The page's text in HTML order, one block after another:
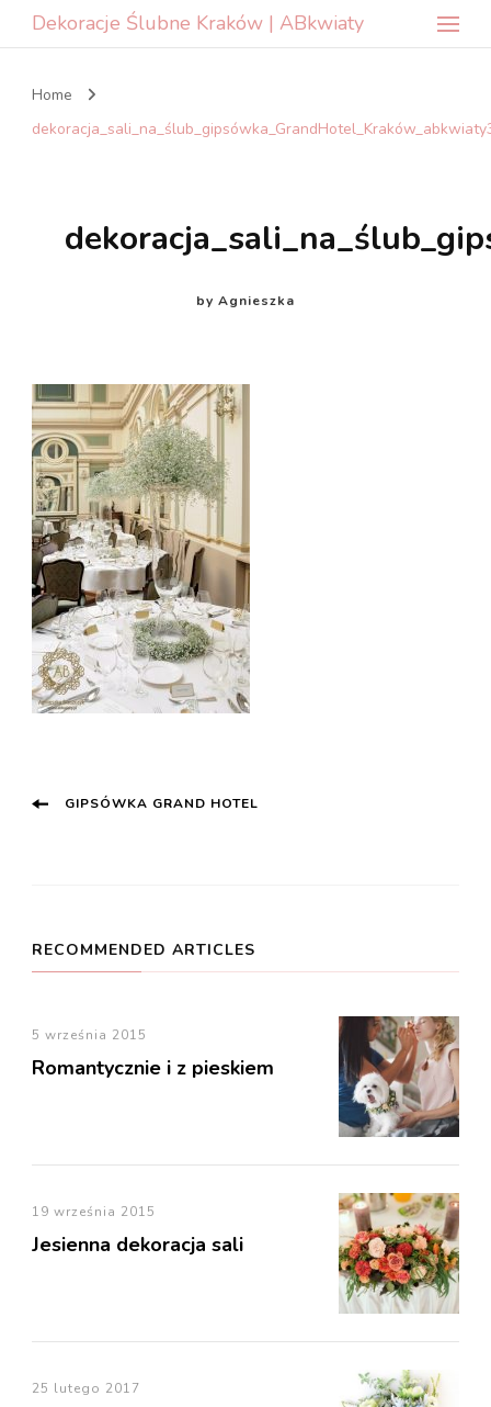
Dekoracje Ślubne Kraków | ABkwiaty
Home
by Agnieszka
Post
GIPSÓWKA GRAND HOTEL
RECOMMENDED ARTICLES
5 września 2015
Romantycznie i z pieskiem
19 września 2015
Jesienna dekoracja sali
25 lutego 2017